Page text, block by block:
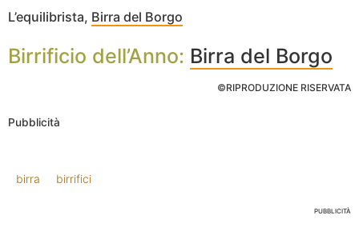
L’equilibrista, Birra del Borgo
Birrificio dell’Anno: Birra del Borgo
©RIPRODUZIONE RISERVATA
Pubblicità
birra birrifici
PUBBLICITÀ